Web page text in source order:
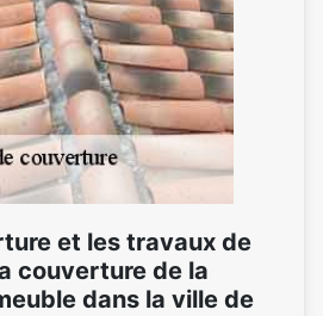
et les travaux de
couverture de la
dans la ville de